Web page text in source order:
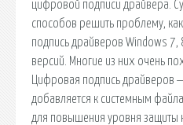
цифровой подписи драйвера.
способов решить проблему,
подпись драйверов Windows
версий. Многие из них очень
Цифровая подпись драйверов
добавляется к системным
для повышения уровня